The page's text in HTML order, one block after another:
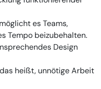
es Teams,
Tempo beizubehalten.
Design
heißt, unnötige Arbeit